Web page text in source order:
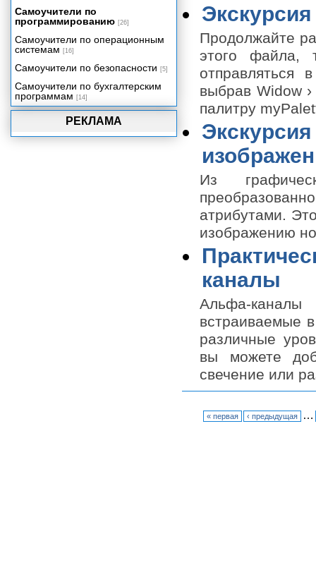
Продолжайте
этого файла,
отправляться
выбрав Widow
палитру
Из
атрибутами.
изображению
каналы
Альфа-
встраиваемые
различные
вы можете
свечение или
« первая ‹ предыдущая …
РЕКЛАМА
Упаковка вашего проекта
Самоучители по
программированию [26]
Самоучители по операционным
системам [16]
Самоучители по безопасности [5]
Самоучители по бухгалтерским
программам [14]